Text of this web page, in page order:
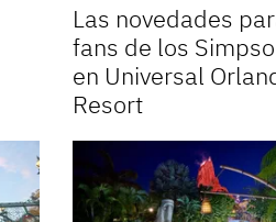
Las novedades
fans de los
en Universal
Resort